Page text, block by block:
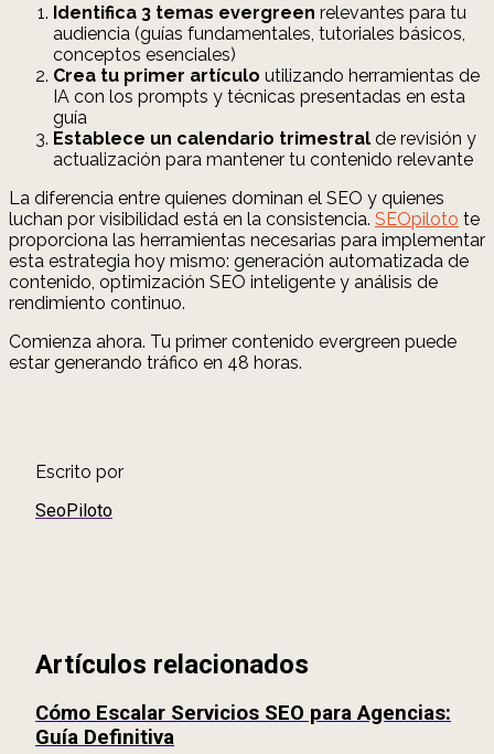
Identifica 3 temas evergreen relevantes para tu
audiencia (guías fundamentales, tutoriales básicos,
conceptos esenciales)
Crea tu primer artículo utilizando herramientas de
IA con los prompts y técnicas presentadas en esta
guía
Establece un calendario trimestral de revisión y
actualización para mantener tu contenido relevante
La diferencia entre quienes dominan el SEO y quienes
luchan por visibilidad está en la consistencia. SEOpiloto te
proporciona las herramientas necesarias para implementar
esta estrategia hoy mismo: generación automatizada de
contenido, optimización SEO inteligente y análisis de
rendimiento continuo.
Comienza ahora. Tu primer contenido evergreen puede
estar generando tráfico en 48 horas.
Escrito por
SeoPiloto
Artículos relacionados
Cómo Escalar Servicios SEO para Agencias:
Guía Definitiva